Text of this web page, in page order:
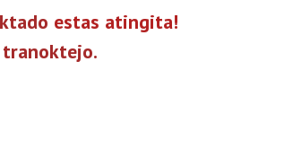
estas atingita!